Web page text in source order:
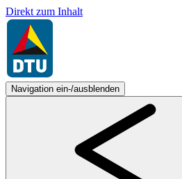
Direkt zum Inhalt
Navigation ein-/ausblenden